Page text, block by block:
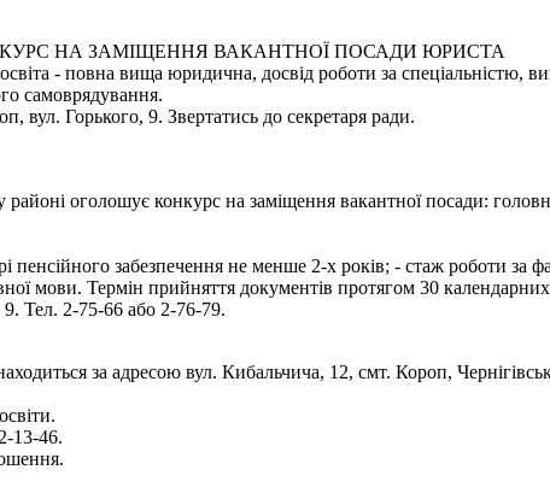
НА ЗАМІЩЕННЯ ВАКАНТНОЇ ПОСАДИ ЮРИСТА
- повна вища юридична, досвід роботи за спеціальністю,
самоврядування.
вул. Горького, 9. Звертатись до секретаря ради.
оголошує конкурс на заміщення вакантної посади:
пенсійного забезпечення не менше 2-х років; - стаж роботи
мови. Термін прийняття документів протягом 30
Тел. 2-75-66 або 2-76-79.
за адресою вул. Кибальчича, 12, смт. Короп,
13-46.